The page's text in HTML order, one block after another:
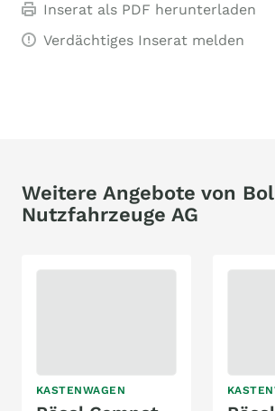
Inserat als PDF herunterladen
Verdächtiges Inserat melden
Weitere Angebote von
Nutzfahrzeuge AG
KASTENWAGEN